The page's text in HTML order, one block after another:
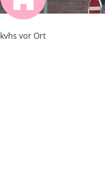
kvhs vor Ort